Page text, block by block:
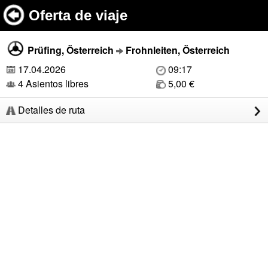
Oferta de viaje
Prüfing, Österreich
Frohnleiten, Österreich
17.04.2026
09:17
4 Asientos libres
5,00 €
Detalles de ruta